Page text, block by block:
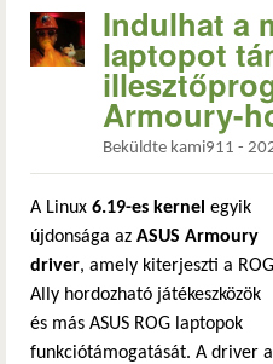
Indulhat a
laptopot
Armoury-
Beküldte kami911 -
A Linux 6.19-es kernel egyik
újdonsága az ASUS Armoury
driver, amely kiterjeszti a ROG
Ally hordozható játékeszközök
és más ASUS ROG laptopok
funkciótámogatását. A driver